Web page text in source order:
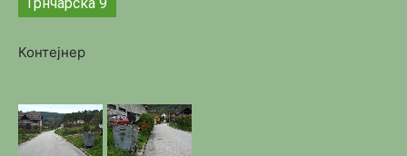
Контејнер